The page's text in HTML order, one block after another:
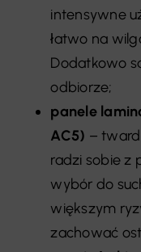
intensywne
łatwo na
Dodatkowo
odbiorze;
panele
AC5) –
radzi sobie z
wybór do
większym
zachować